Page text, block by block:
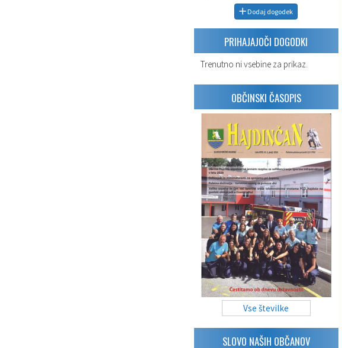
Dodaj dogodek
PRIHAJAJOČI DOGODKI
Trenutno ni vsebine za prikaz.
OBČINSKI ČASOPIS
Vse številke
SLOVO NAŠIH OBČANOV